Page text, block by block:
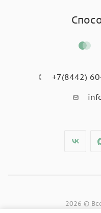
+7(8442)
2026 ©